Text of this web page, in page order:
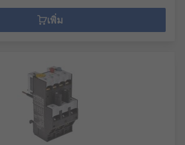
เพิ่ม